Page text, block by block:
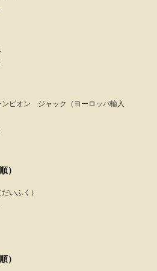
ピオン ジャック（ヨーロッパ輸入
）
いふく）
）